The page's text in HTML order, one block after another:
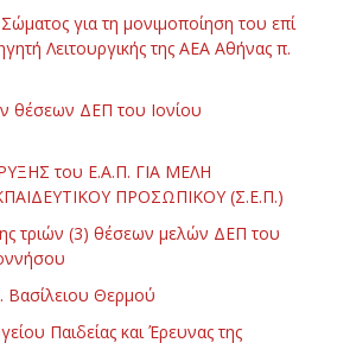
για τη μονιμοποίηση του επί
Λειτουργικής της ΑΕΑ Αθήνας π.
θέσεων ΔΕΠ του Ιονίου
του Ε.Α.Π. ΓΙΑ ΜΕΛΗ
ΠΡΟΣΩΠΙΚΟΥ (Σ.Ε.Π.)
τριών (3) θέσεων μελών ΔΕΠ του
Βασίλειου Θερμού
Παιδείας και Έρευνας της